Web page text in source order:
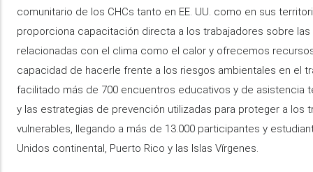
comunitario de los CHCs tanto en EE. UU. como en sus
proporciona capacitación directa a los trabajadores sobre
relacionadas con el clima como el calor y ofrecemos
capacidad de hacerle frente a los riesgos ambientales en el
facilitado más de 700 encuentros educativos y de asistencia
y las estrategias de prevención utilizadas para proteger a los
vulnerables, llegando a más de 13.000 participantes y
Unidos continental, Puerto Rico y las Islas Vírgenes.